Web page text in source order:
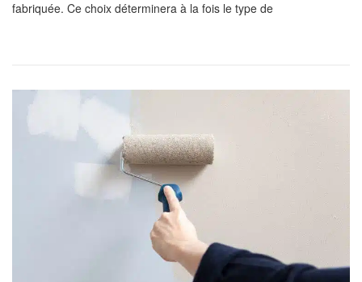
fabriquée. Ce choix déterminera à la fois le type de